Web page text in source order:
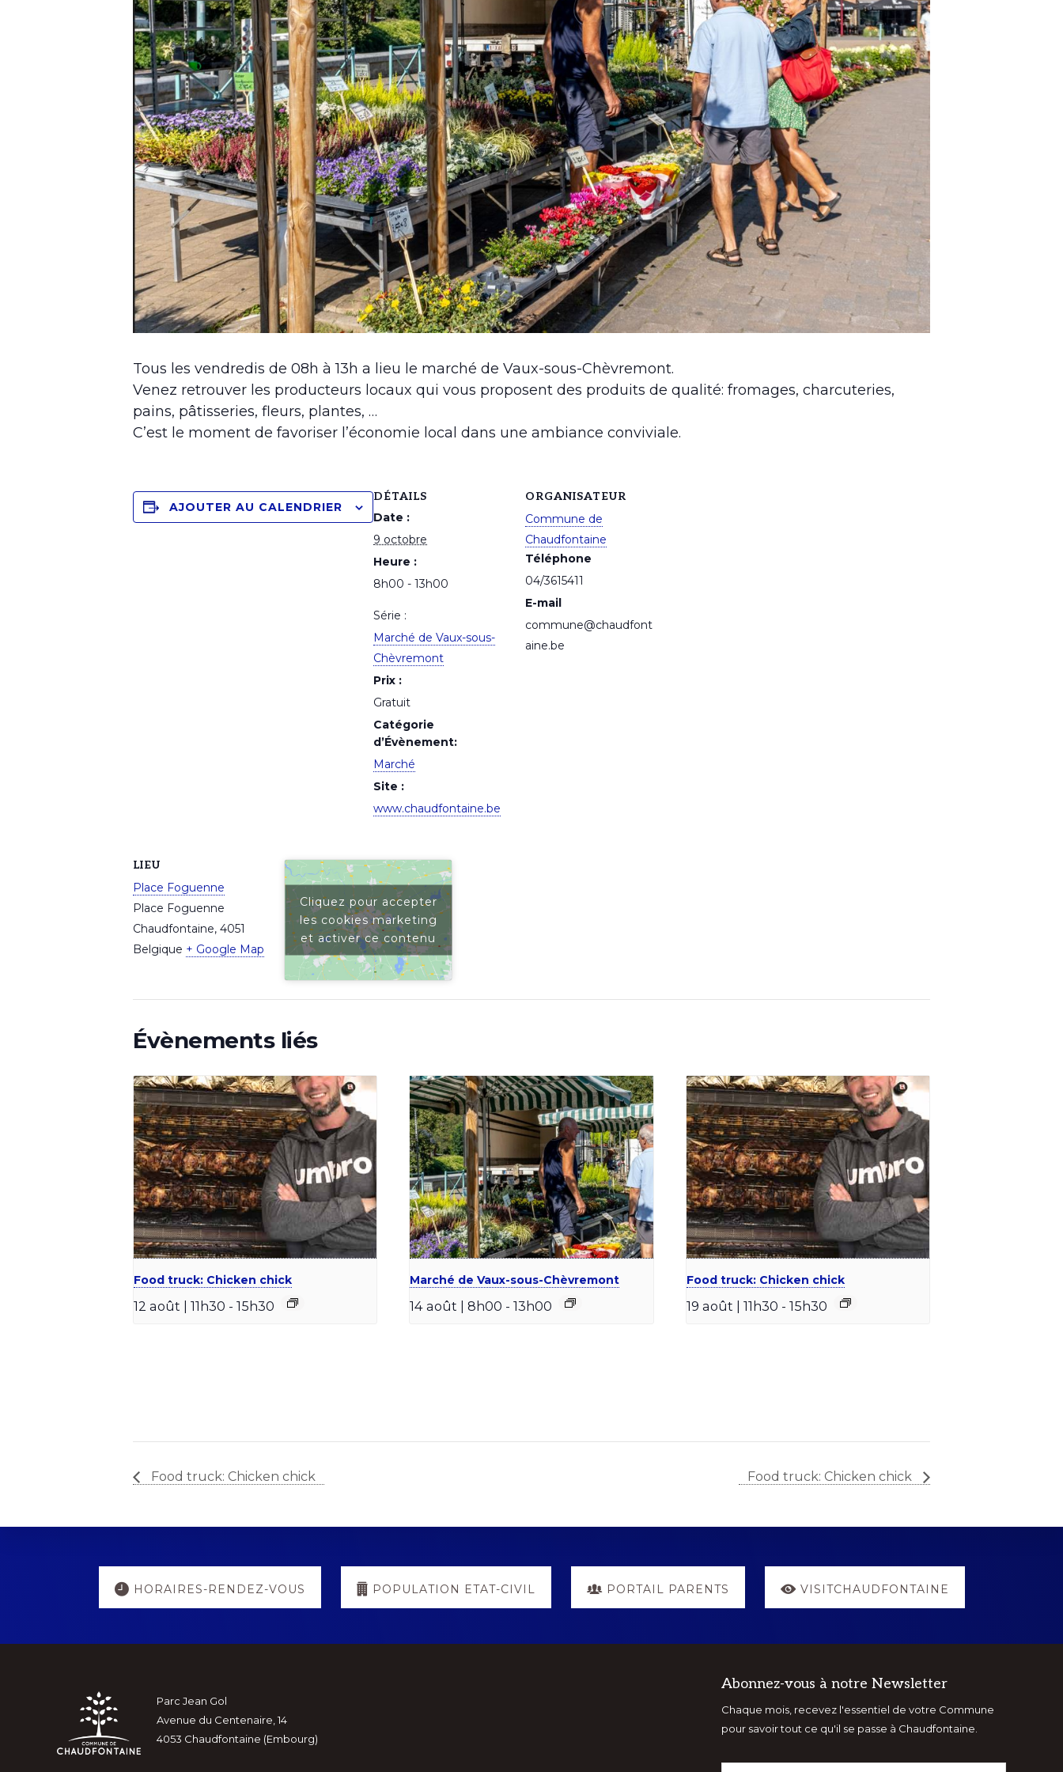
Tous les vendredis de 08h à 13h a lieu le marché de Vaux-sous-Chèvremont.
Venez retrouver les producteurs locaux qui vous proposent des produits de qualité: fromages, charcuteries,
pains, pâtisseries, fleurs, plantes, …
C’est le moment de favoriser l’économie local dans une ambiance conviviale.
AJOUTER AU CALENDRIER
DÉTAILS
Date :
9 octobre
Heure :
8h00 - 13h00
Série :
Marché de Vaux-sous-
Chèvremont
Prix :
Gratuit
Catégorie
d’Évènement:
Marché
Site :
www.chaudfontaine.be
ORGANISATEUR
Commune de
Chaudfontaine
Téléphone
04/3615411
E-mail
commune@chaudfont
aine.be
LIEU
Place Foguenne
Place Foguenne
Chaudfontaine, 4051
Belgique + Google Map
Cliquez pour accepter
les cookies marketing
et activer ce contenu
Évènements liés
Food truck: Chicken chick
12 août | 11h30 - 15h30
Marché de Vaux-sous-Chèvremont
14 août | 8h00 - 13h00
Food truck: Chicken chick
19 août | 11h30 - 15h30
Food truck: Chicken chick Food truck: Chicken chick
Explore
more
HORAIRES-RENDEZ-VOUS POPULATION ETAT-CIVIL PORTAIL PARENTS VISITCHAUDFONTAINE
Footer
Parc Jean Gol
Avenue du Centenaire, 14
4053 Chaudfontaine (Embourg)
Abonnez-vous à notre Newsletter
Chaque mois, recevez l'essentiel de votre Commune
pour savoir tout ce qu'il se passe à Chaudfontaine.